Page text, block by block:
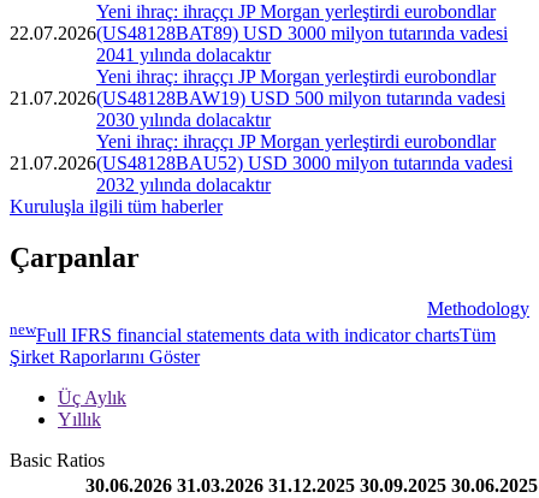
22.07.2026
Yeni ihraç: ihraççı JP Morgan yerleştirdi eurobondlar
(US48128BAT89) USD 3000 milyon tutarında vadesi
2041 yılında dolacaktır
21.07.2026
Yeni ihraç: ihraççı JP Morgan yerleştirdi eurobondlar
(US48128BAW19) USD 500 milyon tutarında vadesi
2030 yılında dolacaktır
21.07.2026
Yeni ihraç: ihraççı JP Morgan yerleştirdi eurobondlar
(US48128BAU52) USD 3000 milyon tutarında vadesi
2032 yılında dolacaktır
Kuruluşla ilgili tüm haberler
Çarpanlar
Methodology
newFull IFRS financial statements data with indicator chartsTüm
Şirket Raporlarını Göster
Üç Aylık
Yıllık
Basic Ratios
30.06.2026 31.03.2026 31.12.2025 30.09.2025 30.06.2025